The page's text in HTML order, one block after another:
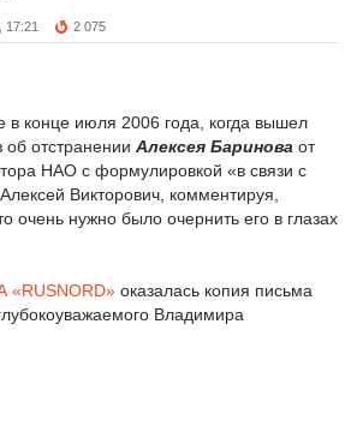
17:21 2 075
конце июля 2006 года, когда вышел
об отстранении Алексея Баринова от
НАО с формулировкой «в связи с
Викторович, комментируя,
очень нужно было очернить его в глазах
«RUSNORD» оказалась копия письма
Владимира